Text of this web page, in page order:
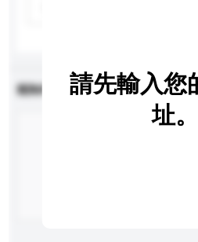
查詢內容
請先輸入您
址。